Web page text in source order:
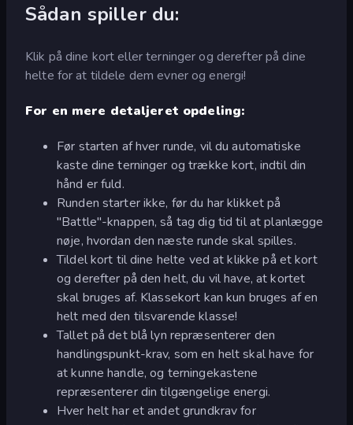
Sådan spiller du:
Klik på dine kort eller terninger og derefter på dine
helte for at tildele dem evner og energi!
For en mere detaljeret opdeling:
Før starten af hver runde, vil du automatiske
kaste dine terninger og trække kort, indtil din
hånd er fuld.
Runden starter ikke, før du har klikket på
"Battle"-knappen, så tag dig tid til at planlægge
nøje, hvordan den næste runde skal spilles.
Tildel kort til dine helte ved at klikke på et kort
og derefter på den helt, du vil have, at kortet
skal bruges af. Klassekort kan kun bruges af en
helt med den tilsvarende klasse!
Tallet på det blå lyn repræsenterer den
handlingspunkt-krav, som en helt skal have for
at kunne handle, og terningekastene
repræsenterer din tilgængelige energi.
Hver helt har et andet grundkrav for